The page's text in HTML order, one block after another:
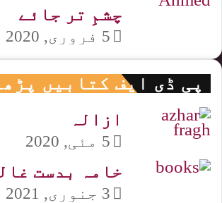
چشمِ تر جائے
5 فروری, 2020
پی ڈی ایف کتابیں
ازالہ
5 مئی, 2020
خامہ بدست
3 جنوری, 2021